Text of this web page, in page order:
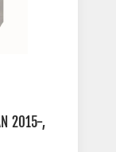
2015-,